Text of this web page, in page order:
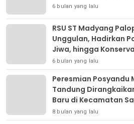
6 bulan yang lalu
RSU ST Madyang
Unggulan, Hadirkan
Jiwa, hingga
6 bulan yang lalu
Peresmian Posyandu
Tandung
Baru di Kecamatan
8 bulan yang lalu